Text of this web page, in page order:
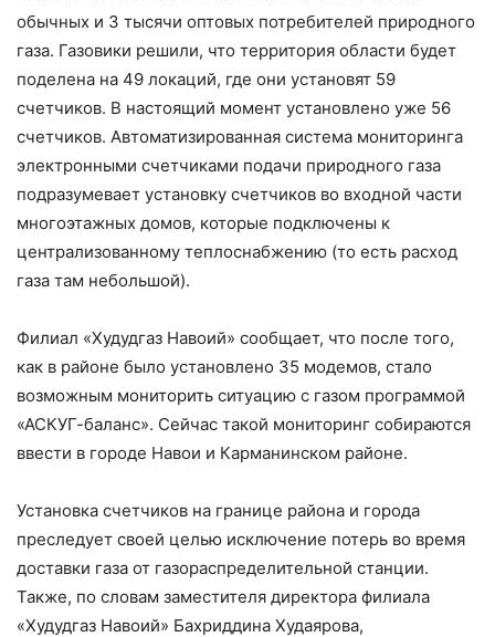
обычных и 3 тысячи оптовых потребителей природного
газа. Газовики решили, что территория области будет
поделена на 49 локаций, где они установят 59
счетчиков. В настоящий момент установлено уже 56
счетчиков. Автоматизированная система мониторинга
электронными счетчиками подачи природного газа
подразумевает установку счетчиков во входной части
многоэтажных домов, которые подключены к
централизованному теплоснабжению (то есть расход
газа там небольшой).
Филиал «Худудгаз Навоий» сообщает, что после того,
как в районе было установлено 35 модемов, стало
возможным мониторить ситуацию с газом программой
«АСКУГ-баланс». Сейчас такой мониторинг собираются
ввести в городе Навои и Карманинском районе.
Установка счетчиков на границе района и города
преследует своей целью исключение потерь во время
доставки газа от газораспределительной станции.
Также, по словам заместителя директора филиала
«Худудгаз Навоий» Бахриддина Худаярова,